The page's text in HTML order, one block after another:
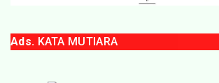
Ads. KATA MUTIARA